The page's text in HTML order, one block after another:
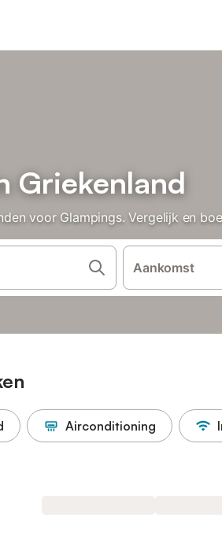
Griekenland
voor Glampings. Vergelijk en
Aankomst
Airconditioning